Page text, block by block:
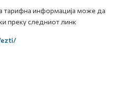
тарифна информација може да
преку следниот линк
ezti/